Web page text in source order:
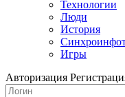
Технологии
Люди
История
Игры
Авторизация